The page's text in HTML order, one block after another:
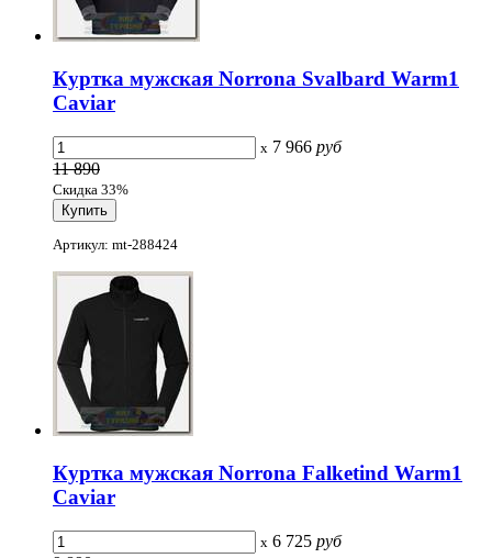
Куртка мужская Norrona Svalbard Warm1
Caviar
x 7 966 руб
11 890
Скидка 33%
Артикул: mt-288424
Куртка мужская Norrona Falketind Warm1
Caviar
x 6 725 руб